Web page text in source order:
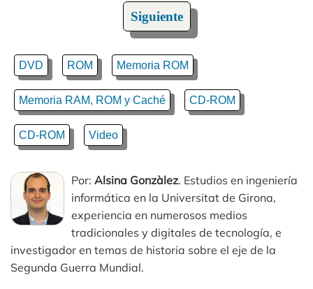
Siguiente
DVD ROM Memoria ROM
Memoria RAM, ROM y Caché CD-ROM
CD-ROM Video
Por: Alsina Gonzàlez. Estudios en ingeniería
informática en la Universitat de Girona,
experiencia en numerosos medios
tradicionales y digitales de tecnología, e
investigador en temas de historia sobre el eje de la
Segunda Guerra Mundial.